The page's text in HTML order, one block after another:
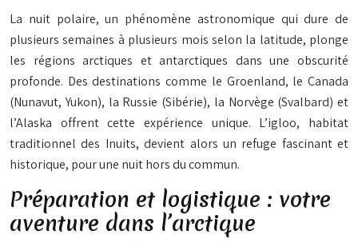
La nuit polaire, un phénomène astronomique qui dure de
plusieurs semaines à plusieurs mois selon la latitude, plonge
les régions arctiques et antarctiques dans une obscurité
profonde. Des destinations comme le Groenland, le Canada
(Nunavut, Yukon), la Russie (Sibérie), la Norvège (Svalbard) et
l’Alaska offrent cette expérience unique. L’igloo, habitat
traditionnel des Inuits, devient alors un refuge fascinant et
historique, pour une nuit hors du commun.
Préparation et logistique : votre
aventure dans l’arctique